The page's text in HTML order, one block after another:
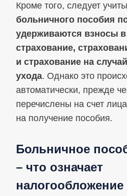
Кроме того, следует
больничного пособия
удерживаются взносы
страхование,
и страхование на
ухода. Однако это
автоматически, прежде
перечислены на счет
на получение пособия.
Больничное
– что означает
налогообложение